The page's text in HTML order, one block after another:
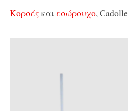
Κορσές και εσώρουχο, Cadolle